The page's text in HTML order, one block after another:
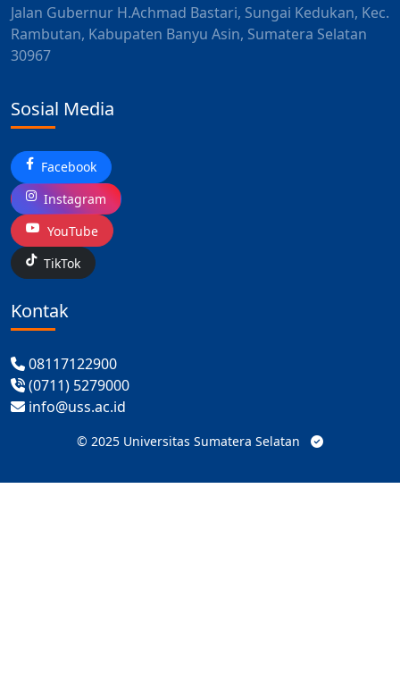
Jalan Gubernur H.Achmad Bastari, Sungai Kedukan, Kec.
Rambutan, Kabupaten Banyu Asin, Sumatera Selatan
30967
Sosial Media
Facebook
Instagram
YouTube
TikTok
Kontak
08117122900
(0711) 5279000
info@uss.ac.id
© 2025 Universitas Sumatera Selatan